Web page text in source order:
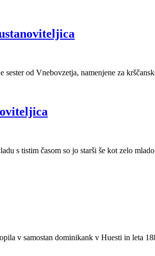
od Vnebovzetja, namenjene za
s tistim časom so jo starši še kot zelo
v samostan dominikank v Huesti in leta